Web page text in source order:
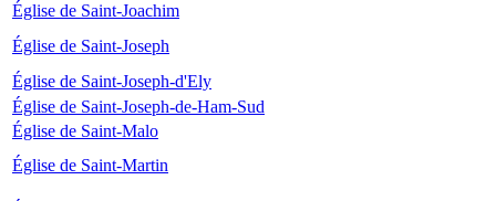
Église de Saint-Joachim
Église de Saint-Joseph
Église de Saint-Joseph-d'Ely
Église de Saint-Joseph-de-Ham-Sud
Église de Saint-Malo
Église de Saint-Martin